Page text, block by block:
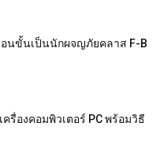
อนขั้นเป็นนักผจญภัยคลาส F-B
ครื่องคอมพิวเตอร์ PC พร้อมวิธี